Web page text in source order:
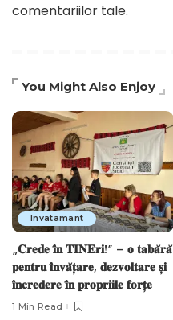
comentariilor tale.
You Might Also Enjoy
Invatamant
„𝐂𝐫𝐞𝐝𝐞 𝐢̂𝐧 𝐓𝐈𝐍𝐄𝐫𝐢!” – 𝐨 𝐭𝐚𝐛𝐚̆𝐫𝐚̆
𝐩𝐞𝐧𝐭𝐫𝐮 𝐢̂𝐧𝐯𝐚̆𝐭̦𝐚𝐫𝐞, 𝐝𝐞𝐳𝐯𝐨𝐥𝐭𝐚𝐫𝐞 𝐬̦𝐢
𝐢̂𝐧𝐜𝐫𝐞𝐝𝐞𝐫𝐞 𝐢̂𝐧 𝐩𝐫𝐨𝐩𝐫𝐢𝐢𝐥𝐞 𝐟𝐨𝐫𝐭̦𝐞
1 Min Read